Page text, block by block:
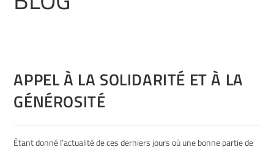
APPEL À LA SOLIDARITÉ ET À LA
GÉNÉROSITÉ
Étant donné l’actualité de ces derniers jours où une bonne partie de